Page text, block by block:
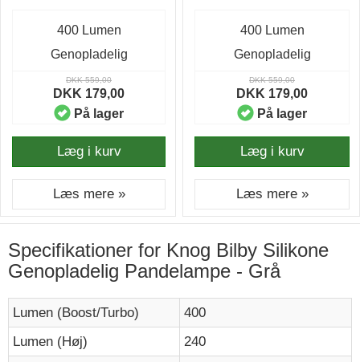
400 Lumen
Genopladelig
DKK 559,00
DKK 179,00
På lager
Læg i kurv
Læs mere »
400 Lumen
Genopladelig
DKK 559,00
DKK 179,00
På lager
Læg i kurv
Læs mere »
Specifikationer for Knog Bilby Silikone
Genopladelig Pandelampe - Grå
Lumen (Boost/Turbo)
400
Lumen (Høj)
240